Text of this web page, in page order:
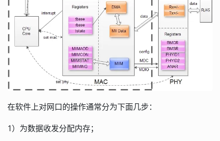
在软件上对网口的操作通常分为下面几步：
1）为数据收发分配内存；